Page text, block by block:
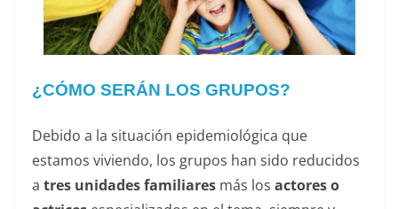
¿CÓMO SERÁN LOS GRUPOS?
Debido a la situación epidemiológica que
estamos viviendo, los grupos han sido reducidos
a tres unidades familiares más los actores o